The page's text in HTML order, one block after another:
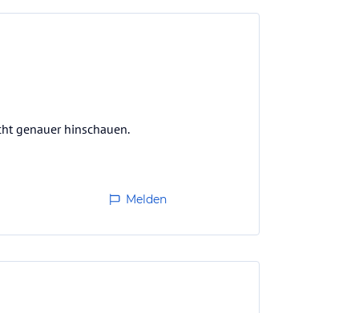
genauer hinschauen.
Melden